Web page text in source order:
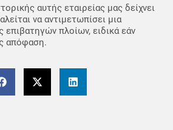
αυτής εταιρείας μας δείχνει
να αντιμετωπίσει μια
επιβατηγών πλοίων, ειδικά εάν
απόφαση.